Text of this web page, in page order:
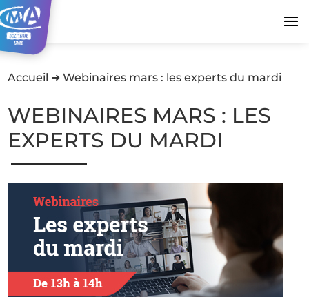
Accueil ➜Webinaires mars : les experts du mardi
WEBINAIRES MARS : LES
EXPERTS DU MARDI